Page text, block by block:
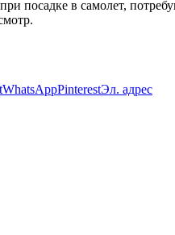
посадке в самолет,
WhatsAppPinterestЭл. адрес